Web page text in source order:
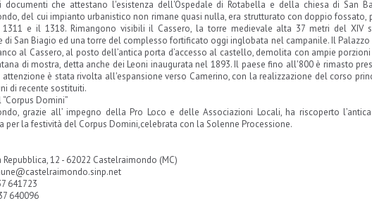
documenti che attestano l'esistenza dell'Ospedale di Rotabella e della chiesa di San
del cui impianto urbanistico non rimane quasi nulla, era strutturato con doppio fossato,
e il 1318. Rimangono visibili il Cassero, la torre medievale alta 37 metri del XIV
di San Biagio ed una torre del complesso fortificato oggi inglobata nel campanile. Il
al Cassero, al posto dell’antica porta d’accesso al castello, demolita con ampie
di mostra, detta anche dei Leoni inaugurata nel 1893. Il paese fino all'800 è rimasto
attenzione è stata rivolta all'espansione verso Camerino, con la realizzazione del corso
di recente sostituiti.
Domini”
grazie all’ impegno della Pro Loco e delle Associazioni Locali, ha riscoperto
per la festività del Corpus Domini,celebrata con la Solenne Processione.
Repubblica, 12 - 62022 Castelraimondo (MC)
641723
640096